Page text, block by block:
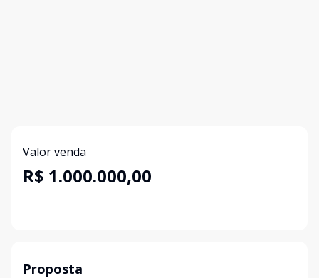
Valor venda
R$ 1.000.000,00
Proposta